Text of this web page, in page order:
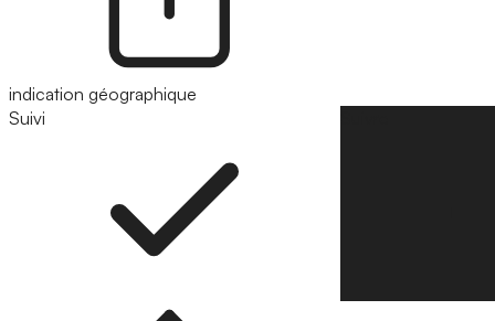
indication géographique
Suivi